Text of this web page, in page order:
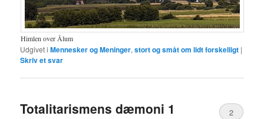
Himlen over Ålum
Udgivet i Mennesker og Meninger,stort og småt om lidt forskelligt |
Skriv et svar
Totalitarismens dæmoni 1 2